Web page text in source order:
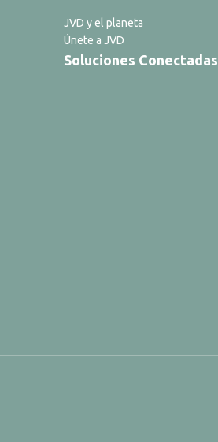
JVD y el planeta
Únete a JVD
Soluciones Conectadas